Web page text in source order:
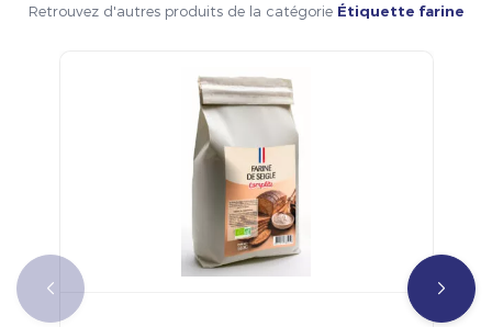
Retrouvez d'autres produits de la catégorie Étiquette farine